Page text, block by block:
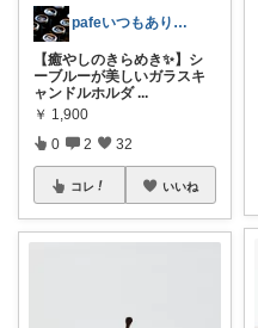
pafeいつもありがとう🌈🧚🏻💘
【癒やしのきらめき✨】シ
ーブルーが美しいガラスキ
ャンドルホルダ ...
￥ 1,900
0 2 32
コレ いいね